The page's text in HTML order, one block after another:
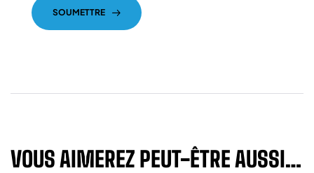
SOUMETTRE
VOUS AIMEREZ PEUT-ÊTRE AUSSI…